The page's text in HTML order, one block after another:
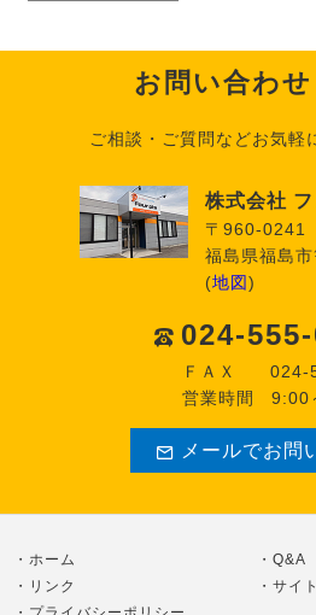
お問い合わせ
ご相談・ご質問などお気軽
株式会社
〒960-0241
福島県福島
(地図)
024-
ＦＡＸ
024-
営業時間
9:00
メールでお問
ホーム
Q&A
リンク
サイ